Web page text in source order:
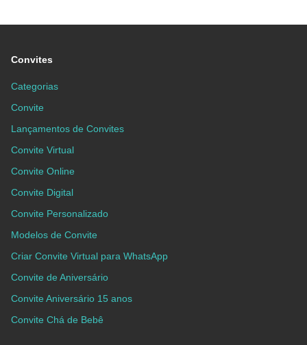
Convites
Categorias
Convite
Lançamentos de Convites
Convite Virtual
Convite Online
Convite Digital
Convite Personalizado
Modelos de Convite
Criar Convite Virtual para WhatsApp
Convite de Aniversário
Convite Aniversário 15 anos
Convite Chá de Bebê